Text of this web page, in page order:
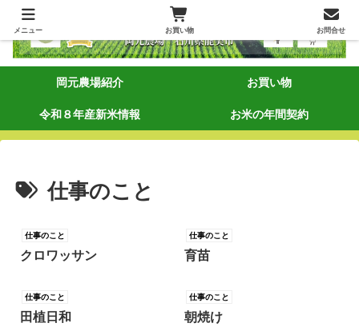
岡元農場紹介 お買い物
令和８年産新米情報 お米の年間契約
仕事のこと
仕事のこと
クロワッサン
仕事のこと
育苗
仕事のこと
田植日和
仕事のこと
朝焼け
メニュー お買い物 お問合せ